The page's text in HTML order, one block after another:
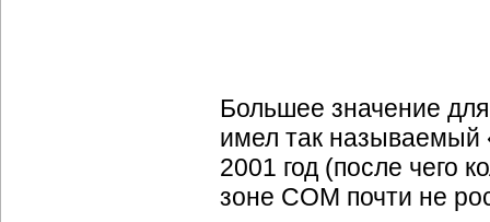
Большее значение
имел так называемый
2001 год (после чего
зоне COM почти не